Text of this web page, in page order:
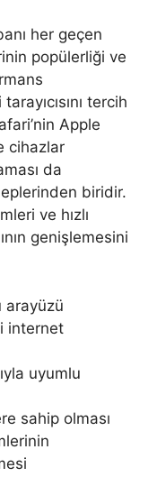
her geçen
popülerliği ve
tercih
Apple
cihazlar
da
biridir.
ve hızlı
genişlemesini
arayüzü
internet
uyumlu
sahip olması